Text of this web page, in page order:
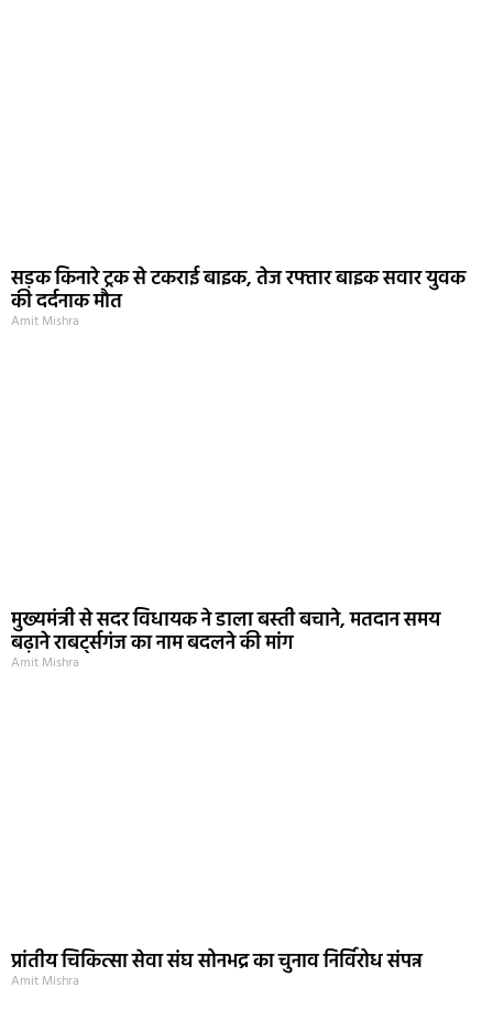
सड़क किनारे ट्रक से टकराई बाइक, तेज रफ्तार बाइक सवार युवक
की दर्दनाक मौत
Amit Mishra
मुख्यमंत्री से सदर विधायक ने डाला बस्ती बचाने, मतदान समय
बढ़ाने राबर्ट्सगंज का नाम बदलने की मांग
Amit Mishra
प्रांतीय चिकित्सा सेवा संघ सोनभद्र का चुनाव निर्विरोध संपन्न
Amit Mishra